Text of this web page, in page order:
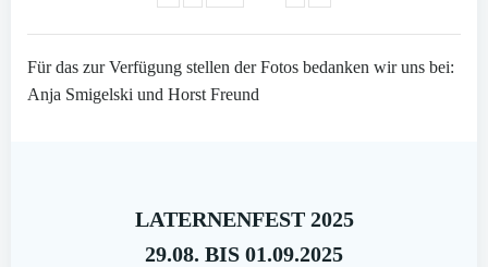
Für das zur Verfügung stellen der Fotos bedanken wir uns bei:
Anja Smigelski und Horst Freund
LATERNENFEST 2025
29.08. BIS 01.09.2025